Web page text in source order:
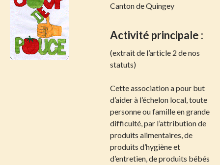
Canton de Quingey
Activité principale :
(extrait de l’article 2 de nos
statuts)
Cette association a pour but
d’aider à l’échelon local, toute
personne ou famille en grande
difficulté, par l’attribution de
produits alimentaires, de
produits d’hygiène et
d’entretien, de produits bébés